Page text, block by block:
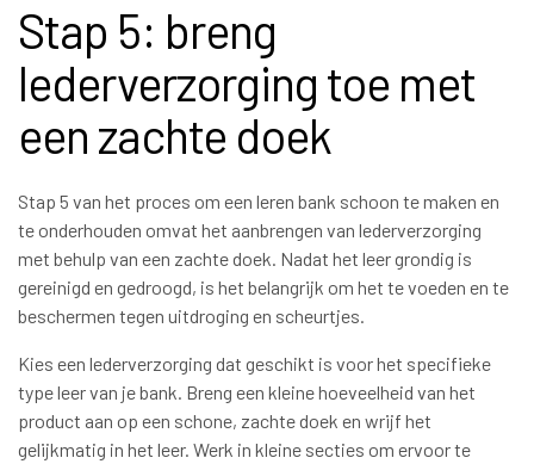
Stap 5: breng
lederverzorging toe met
een zachte doek
Stap 5 van het proces om een leren bank schoon te maken en
te onderhouden omvat het aanbrengen van lederverzorging
met behulp van een zachte doek. Nadat het leer grondig is
gereinigd en gedroogd, is het belangrijk om het te voeden en te
beschermen tegen uitdroging en scheurtjes.
Kies een lederverzorging dat geschikt is voor het specifieke
type leer van je bank. Breng een kleine hoeveelheid van het
product aan op een schone, zachte doek en wrijf het
gelijkmatig in het leer. Werk in kleine secties om ervoor te